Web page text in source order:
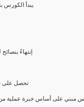
يبدأ الكورس
إنتهاءً
تحصل على
مبني على أساس خبرة عملية من